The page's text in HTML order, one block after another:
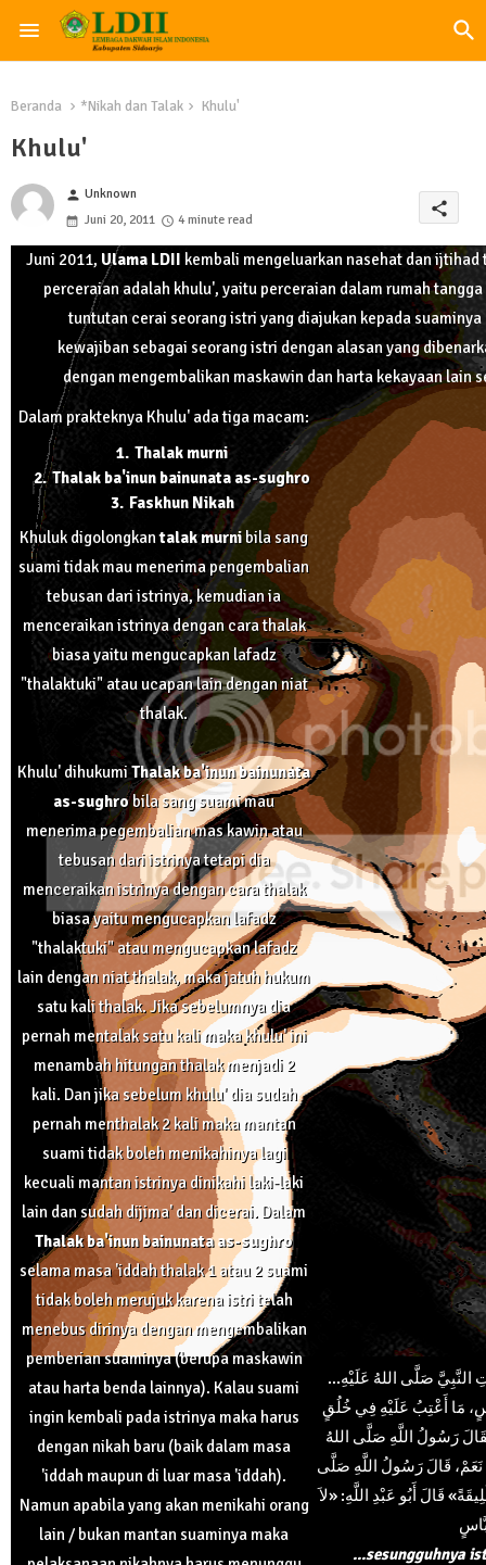
Beranda *Nikah dan Talak Khulu'
Khulu'
person Unknown
Juni 20, 2011
4 minute read
share
Juni 2011, Ulama LDII kembali mengeluarkan nasehat dan
perceraian adalah khulu', yaitu perceraian dalam rumah
tuntutan cerai seorang istri yang diajukan kepada
kewajiban sebagai seorang istri dengan alasan yang
dengan mengembalikan maskawin dan harta kekayaan lain
Dalam prakteknya Khulu' ada tiga macam:
Thalak murni
Thalak ba'inun bainunata as-sughro
Faskhun Nikah
Khuluk digolongkantalak murni bila sang
suami tidak mau menerima pengembalian
tebusan dari istrinya, kemudian ia
menceraikan istrinya dengan cara thalak
biasa yaitu mengucapkan lafadz
"thalaktuki" atau ucapan lain dengan niat
thalak.
Khulu' dihukumi Thalak ba'inun bainunata
as-sughrobila sang suami mau
menerima pegembalian mas kawin atau
tebusan dari istrinya tetapi dia
menceraikan istrinya dengan cara thalak
biasa yaitu mengucapkan lafadz
"thalaktuki" atau mengucapkan lafadz
lain dengan niat thalak, maka jatuh hukum
satu kali thalak. Jika sebelumnya dia
pernah mentalak satu kali maka khulu' ini
menambah hitungan thalak menjadi 2
kali. Dan jika sebelum khulu' dia sudah
pernah menthalak 2 kali maka mantan
suami tidak boleh menikahinya lagi
kecuali mantan istrinya dinikahi laki-laki
lain dan sudah dijima' dan dicerai. Dalam
Thalak ba'inun bainunata as-sughro
selama masa 'iddah thalak 1 atau 2 suami
tidak boleh merujuk karena istri telah
menebus dirinya dengan mengembalikan
pemberian suaminya (berupa maskawin
atau harta benda lainnya). Kalau suami
ingin kembali pada istrinya maka harus
dengan nikah baru (baik dalam masa
'iddah maupun di luar masa 'iddah).
Namun apabila yang akan menikahi orang
lain / bukan mantan suaminya maka
...عَنِ ابْنِ عَبَّاسٍ، أَنَّ امْرَأَةَ ثَابِتِ بْنِ قَيْسٍ أَتَتِ النَّبِيَّ صَلَّى اللهُ عَلَيْهِ
مَا أَعْتِبُ عَلَيْهِ فِي خُلُقٍ
رَسُولُ اللَّهِ صَلَّى اللهُ
نَعَمْ، قَالَ رَسُولُ اللَّهِ صَلَّى
قَالَ أَبُو عَبْدِ اللَّهِ: «لاَ
...sesungguhnya